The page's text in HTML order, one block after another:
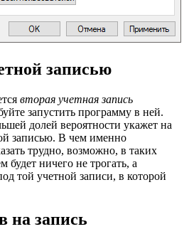
записью
вторая учетная запись
запустить программу в ней.
долей вероятности укажет на
записью. В чем именно
трудно, возможно, в таких
ничего не трогать, а
той учетной записи, в которой
на запись